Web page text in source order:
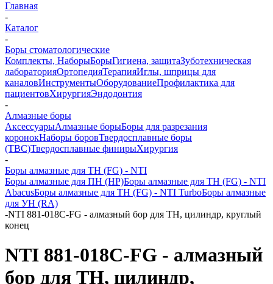
Главная
-
Каталог
-
Боры стоматологические
Комплекты, НаборыБорыГигиена, защитаЗуботехническая
лабораторияОртопедияТерапияИглы, шприцы для
каналовИнструментыОборудованиеПрофилактика для
пациентовХирургияЭндодонтия
-
Алмазные боры
АксессуарыАлмазные борыБоры для разрезания
коронокНаборы боровТвердосплавные боры
(ТВС)Твердосплавные финирыХирургия
-
Боры алмазные для ТН (FG) - NTI
Боры алмазные для ПН (HP)Боры алмазные для ТН (FG) - NTI
AbacusБоры алмазные для ТН (FG) - NTI TurboБоры алмазные
для УН (RA)
-NTI 881-018C-FG - алмазный бор для ТН, цилиндр, круглый
конец
NTI 881-018C-FG - алмазный
бор для ТН, цилиндр,